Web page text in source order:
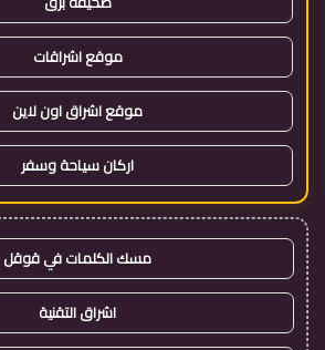
موقع اشراقات
موقع اشراق اون لاين
اركان سياحة وسفر
مسك الكلمات في قوقل
اشراق التقنية